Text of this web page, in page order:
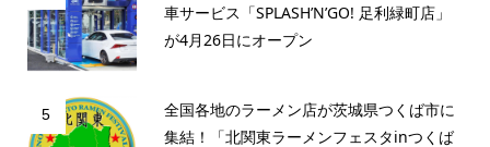
車サービス「SPLASH’N’GO! 足利緑町店」
が4月26日にオープン
5
全国各地のラーメン店が茨城県つくば市に
集結！「北関東ラーメンフェスタinつくば